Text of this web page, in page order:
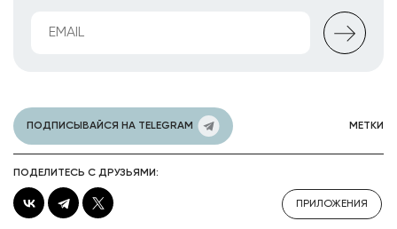
ПОДПИСЫВАЙСЯ НА TELEGRAM МЕТКИ
ПОДЕЛИТЕСЬ С ДРУЗЬЯМИ:
ПРИЛОЖЕНИЯ